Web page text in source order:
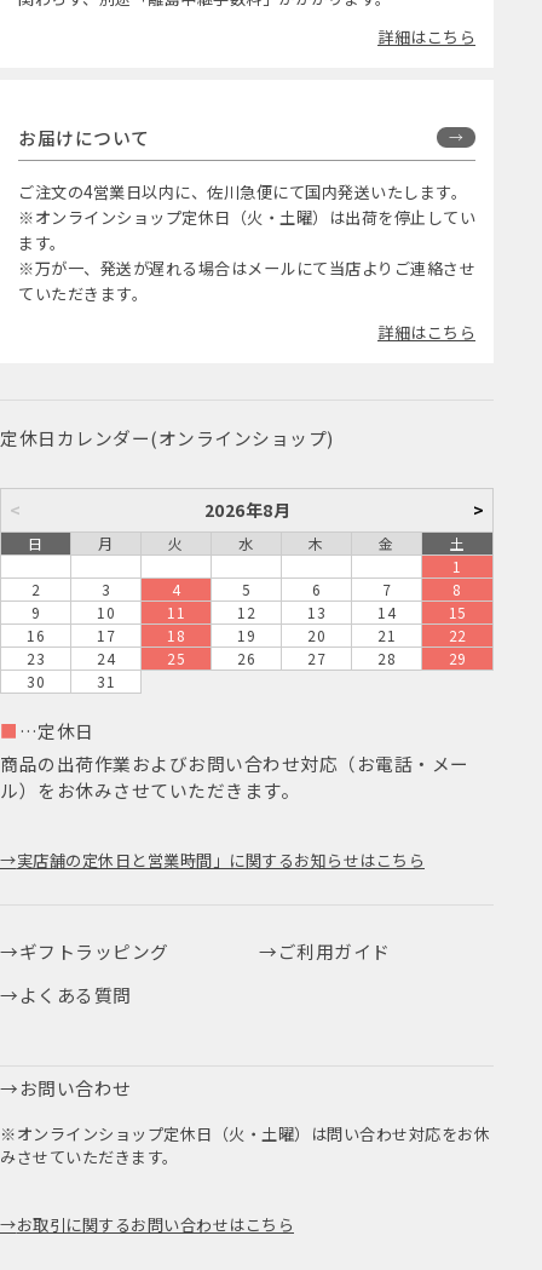
詳細はこちら
お届けについて
ご注文の4営業日以内に、佐川急便にて国内発送いたします。
※オンラインショップ定休日（火・土曜）は出荷を停止してい
ます。
※万が一、発送が遅れる場合はメールにて当店よりご連絡させ
ていただきます。
詳細はこちら
定休日カレンダー(オンラインショップ)
< 2026年8月 >
日 月 火 水 木 金
土
1
2
3 4 5 6 7
8
9
10 11 12 13 14
15
16
17 18 19 20 21
22
23
24 25 26 27 28
29
30
31
■ …定休日
商品の出荷作業およびお問い合わせ対応（お電話・メー
ル）をお休みさせていただきます。
実店舗の定休日と営業時間」に関するお知らせはこちら
ギフトラッピング
ご利用ガイド
よくある質問
お問い合わせ
※オンラインショップ定休日（火・土曜）は問い合わせ対応をお休
みさせていただきます。
お取引に関するお問い合わせはこちら